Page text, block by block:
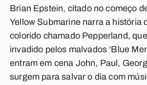
Brian Epstein, citado no começo
Yellow Submarine narra a história
colorido chamado Pepperland,
invadido pelos malvados ‘Blue
entram em cena John, Paul,
surgem para salvar o dia com